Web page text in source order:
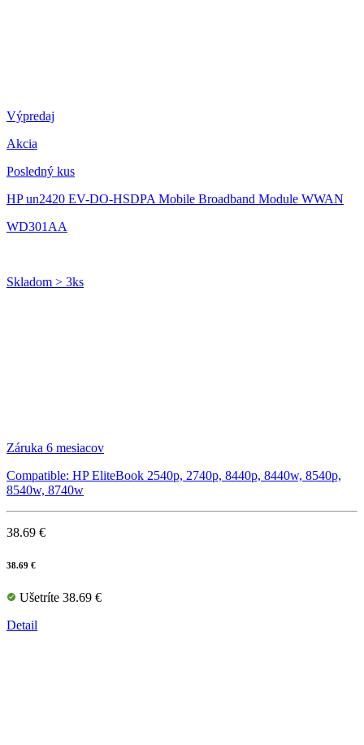
Výpredaj
Akcia
Posledný kus
HP un2420 EV-DO-HSDPA Mobile Broadband Module WWAN
WD301AA
Skladom > 3ks
Záruka 6 mesiacov
Compatible: HP EliteBook 2540p, 2740p, 8440p, 8440w, 8540p,
8540w, 8740w
38.69 €
38.69 €
Ušetríte 38.69 €
Detail